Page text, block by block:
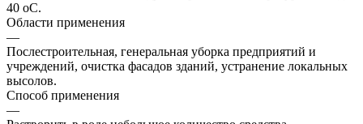
40 оС.
Области применения
—
Послестроительная, генеральная уборка предприятий и
учреждений, очистка фасадов зданий, устранение локальных
высолов.
Способ применения
—